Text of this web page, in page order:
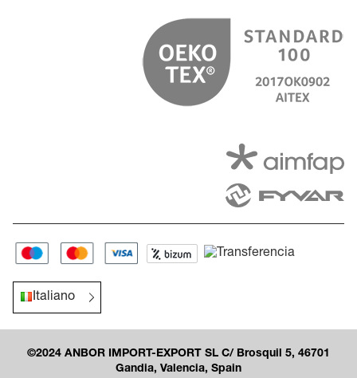
Italiano
©2024 ANBOR IMPORT-EXPORT SL C/ Brosquil 5, 46701
Gandia, Valencia, Spain